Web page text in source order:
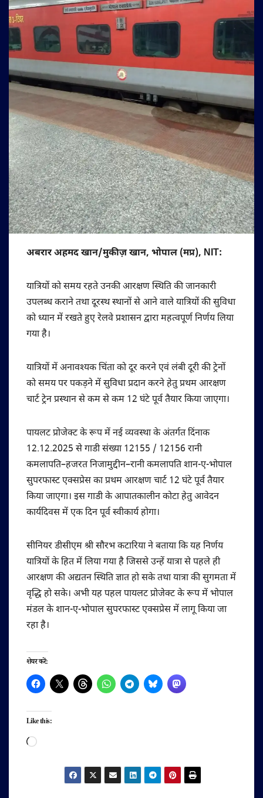
अबरार अहमद खान/मुकीज़ खान, भोपाल (मप्र), NIT:
यात्रियों को समय रहते उनकी आरक्षण स्थिति की जानकारी
उपलब्ध कराने तथा दूरस्थ स्थानों से आने वाले यात्रियों की सुविधा
को ध्यान में रखते हुए रेलवे प्रशासन द्वारा महत्वपूर्ण निर्णय लिया
गया है।
यात्रियों में अनावश्यक चिंता को दूर करने एवं लंबी दूरी की ट्रेनों
को समय पर पकड़ने में सुविधा प्रदान करने हेतु प्रथम आरक्षण
चार्ट ट्रेन प्रस्थान से कम से कम 12 घंटे पूर्व तैयार किया जाएगा।
पायलट प्रोजेक्ट के रूप में नई व्यवस्था के अंतर्गत दिंनाक
12.12.2025 से गाडी संख्या 12155 / 12156 रानी
कमलापति–हजरत निजामुद्दीन–रानी कमलापति शान-ए-भोपाल
सुपरफास्ट एक्सप्रेस का प्रथम आरक्षण चार्ट 12 घंटे पूर्व तैयार
किया जाएगा। इस गाडी के आपातकालीन कोटा हेतु आवेदन
कार्यदिवस में एक दिन पूर्व स्वीकार्य होगा।
सीनियर डीसीएम श्री सौरभ कटारिया ने बताया कि यह निर्णय
यात्रियों के हित में लिया गया है जिससे उन्हें यात्रा से पहले ही
आरक्षण की अद्यतन स्थिति ज्ञात हो सके तथा यात्रा की सुगमता में
वृद्धि हो सके। अभी यह पहल पायलट प्रोजेक्ट के रूप में भोपाल
मंडल के शान-ए-भोपाल सुपरफास्ट एक्सप्रेस में लागू किया जा
रहा है।
शेयर करें:
Like this:
Loading…